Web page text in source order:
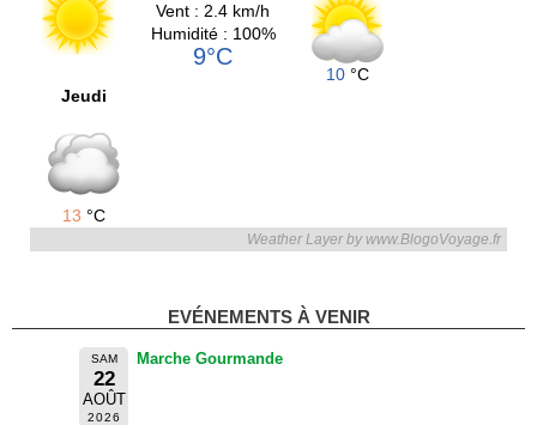
Vent : 2.4 km/h
Humidité : 100%
9°C
10 °C
Jeudi
13 °C
Weather Layer by www.BlogoVoyage.fr
EVÉNEMENTS À VENIR
SAM
22
AOÛT
2026
Marche Gourmande